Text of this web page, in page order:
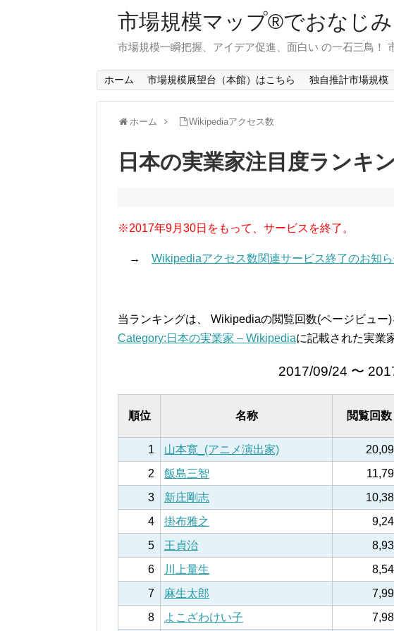
市場規模マップ®でおなじみ
市場規模一瞬把握、アイデア促進、面白い の一石三鳥！
ホーム 市場規模展望台（本館）はこちら 独自推計市場規模
ホーム Wikipediaアクセス数
日本の実業家注目度ランキ
※2017年9月30日をもって、サービスを終了。
→ Wikipediaアクセス数関連サービス終了のお知
当ランキングは、 Wikipediaの閲覧回数(ページビュー)
Category:日本の実業家 – Wikipediaに記載された実業
2017/09/24 〜
順位 名称 閲覧回数
1
山本寛_(アニメ演出家)
2
飯島三智
3
新庄剛志
4
掛布雅之
5
王貞治
6
川上量生
7
麻生太郎
8
よこざわけい子